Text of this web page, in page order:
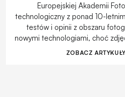
Europejskiej Akademii
technologiczny z ponad 10-
testów i opinii z obszaru
nowymi technologiami, choć
ZOBACZ